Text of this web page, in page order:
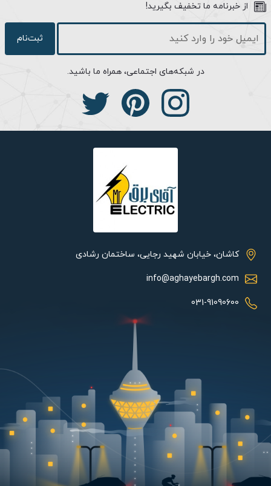
جایگزین آن‌هاست. از نظر مصرف کمتر انرژی، تولید حرارت کمتر و
طول‌عمر بیشتر می‌توانند جایگزینی بسیار مناسب و حتی ضروری برای
لامپ‌های سنتی یا رشته‌ای به شمار آیند.
شرایط استفاده:
قابل استفاده در شرایط محیطی سرد، خشک و مرطوب
در زمان نصب، تعویض و تمیز کردن محصول، جریان برق را قطع نمایید.
از جداسازی اجزاء، تعمیر و یا تغییر در محصول خودداری نمایید.
این محصول را در مجاورت اشیاء قابل اشتعال همچون کاغذ یا پارچه قرار
در مکان‌های با احتمال ریزش آب و یا در دمای بسیار بالا استفاده نشود.
از تماس دست با محصول در زمان روشن بودن و یا اندک زمانی پس از
خاموشی به سبب حرارت بالا خودداری شود.
این محصول را در فضای کاملا بسته نصب ننمایید.
در زمان نصب در چراغ با وزن مشخص به این نکته توجه شود که این
محصول وزن بیشتری نسبت به لامپ جایگزین شده دارد.
برای نصب از سرپیچ مناسب و استاندارد استفاده نمایید.
نصب و جایگزینی سریع و آسان
بازده نوری و ضریب حفظ شارنوری بالا
طول عمر بسیار بالا
روشن شدن سریع و آنی
طراحی جذاب و کاربردی
از خبرنامه ما تخفیف بگیرید!
ثبت‌نام
در شبکه‌های اجتماعی، همراه ما باشید.
کاشان، خیابان شهید رجایی، ساختمان رشادی
info@aghayebargh.com
031-91090600